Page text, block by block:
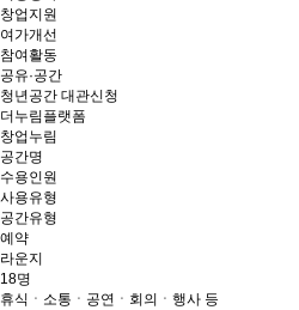
창업지원
여가개선
참여활동
공유·공간
청년공간 대관신청
더누림플랫폼
창업누림
공간명
수용인원
사용유형
공간유형
예약
라운지
18명
휴식ㆍ소통ㆍ공연ㆍ회의ㆍ행사 등